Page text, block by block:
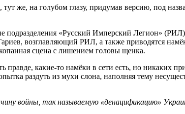
тут же, на голубом глазу, придумав версию, под
подразделения «Русский Имперский Легион»
возглавляющий РИЛ, а также приводятся
сцена с лишением головы щенка.
правде, какие-то намёки в сети есть, но никаких
раздуть из мухи слона, наполняя тему
войны, так называемую «денацификацию»